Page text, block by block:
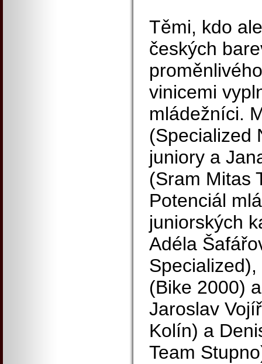
Těmi, kdo
českých
vinicemi
mládežníci.
(Specialized
juniory a
(Sram Mitas
Potenciál
juniorských
Adéla
(Bike 2000)
Jaroslav
Kolín) a
Team